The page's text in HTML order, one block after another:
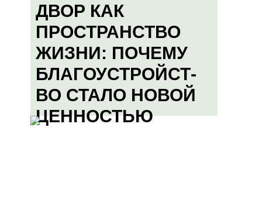
ДВОР КАК
ПРОСТРАНСТВО
ЖИЗНИ: ПОЧЕМУ
БЛАГОУСТРОЙСТ-
ВО СТАЛО НОВОЙ
ЦЕННОСТЬЮ